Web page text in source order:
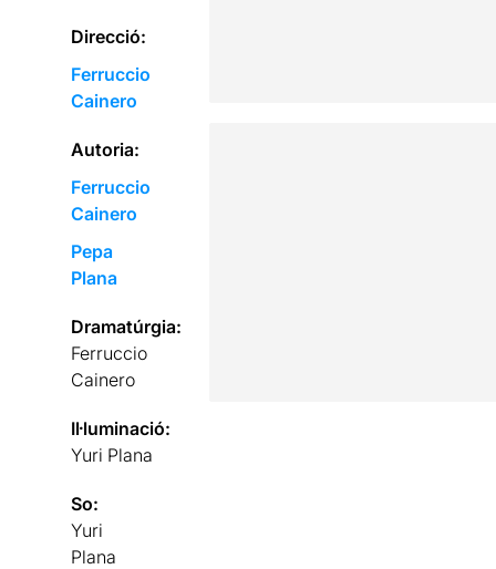
Direcció:
Ferruccio
Cainero
Autoria:
Ferruccio
Cainero
Pepa
Plana
Dramatúrgia:
Ferruccio
Cainero
Il·luminació:
Yuri Plana
So:
Yuri
Plana